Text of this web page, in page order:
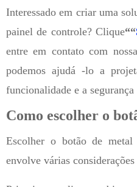
Interessado em criar uma
painel de controle? Clique““
entre em contato com
podemos ajudá -lo a
funcionalidade e a
Como escolher o
Escolher o botão de
envolve várias